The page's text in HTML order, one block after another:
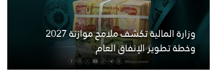
وزارة المالية تكشف ملامح موازنة 2027
وخطة تطوير الإنفاق العام